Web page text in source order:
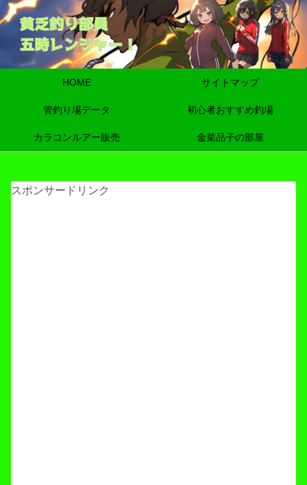
HOME サイトマップ
管釣り場データ 初心者おすすめ釣場
カラコンルアー販売 金菜品子の部屋
スポンサードリンク